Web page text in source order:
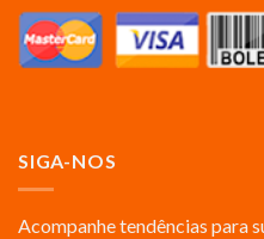
SIGA-NOS
Acompanhe tendências para